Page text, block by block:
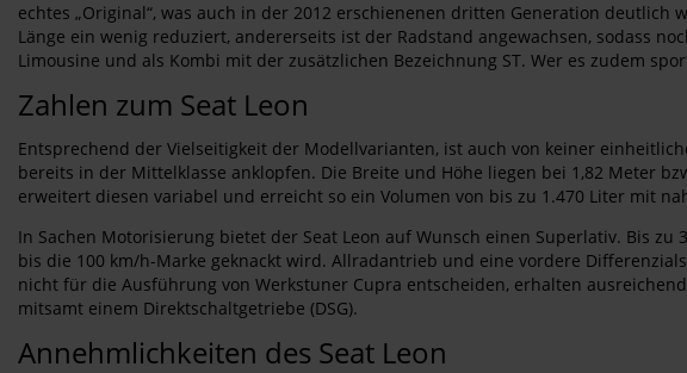
echtes „Original“, was auch in der 2012 erschienenen dritten Generation
Länge ein wenig reduziert, andererseits ist der Radstand angewachsen, sodass
Limousine und als Kombi mit der zusätzlichen Bezeichnung ST. Wer es zudem
Zahlen zum Seat Leon
Entsprechend der Vielseitigkeit der Modellvarianten, ist auch von keiner
bereits in der Mittelklasse anklopfen. Die Breite und Höhe liegen bei 1,82 Meter
erweitert diesen variabel und erreicht so ein Volumen von bis zu 1.470 Liter mit
In Sachen Motorisierung bietet der Seat Leon auf Wunsch einen Superlativ. Bis
bis die 100 km/h-Marke geknackt wird. Allradantrieb und eine vordere
nicht für die Ausführung von Werkstuner Cupra entscheiden, erhalten
mitsamt einem Direktschaltgetriebe (DSG).
Annehmlichkeiten des Seat Leon